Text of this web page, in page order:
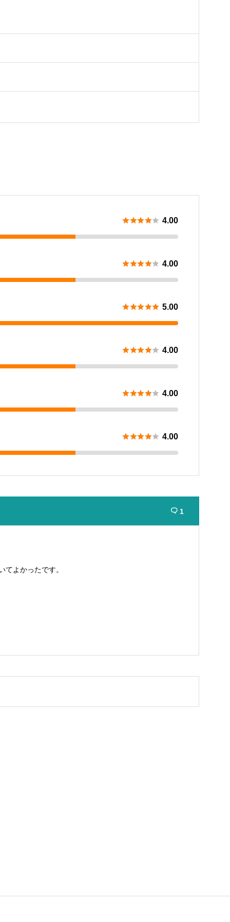
 4.00
 4.00
 5.00
 4.00
 4.00
 4.00
 1
よかったです。